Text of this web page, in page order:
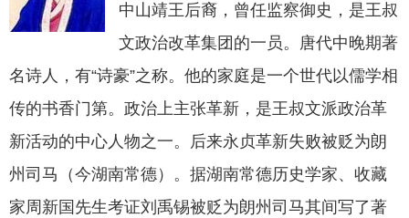
中山靖王后裔，曾任监察御史，是王叔
文政治改革集团的一员。唐代中晚期著
名诗人，有“诗豪”之称。他的家庭是一个世代以儒学相
传的书香门第。政治上主张革新，是王叔文派政治革
新活动的中心人物之一。后来永贞革新失败被贬为朗
州司马（今湖南常德）。据湖南常德历史学家、收藏
家周新国先生考证刘禹锡被贬为朗州司马其间写了著